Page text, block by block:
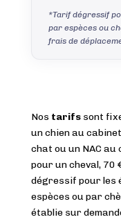
*Tarif dégressif
par espèces ou
frais de
Nos tarifssont
un chien au
chat ou un NAC au
pour un cheval, 70
dégressif pour les
espèces ou par
établie sur